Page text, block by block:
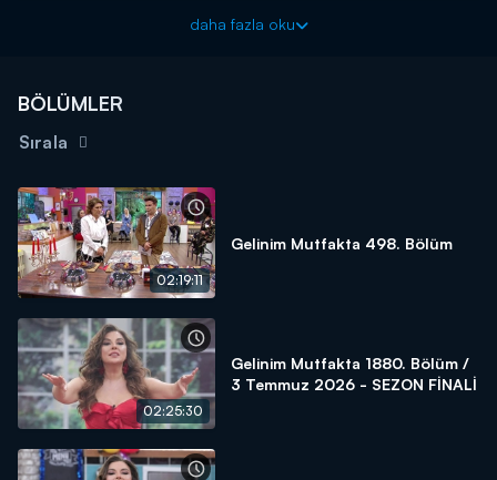
Başladığı tarihten itibaren hafta birincilerine 10 altın bilezik ödül
yemek yaparım, altınları kaparım!"
formunu doldurmaya başlayın!
BAŞVURULARINIZ İÇİN WHATSAPP HATTI:
BAŞVURULARINIZ İÇİN WEB
ADRESİ:https://www.kanald.com.tr/gelinim-mutfakta-basvuru-
formu
Gelinim Mutfakta, yeni bölümleriyle hafta içi her gün
saat 13.00'da Kanal D'de!
daha fazla oku
BÖLÜMLER
Sırala
02:19:11
Gelinim Mutfakta 498. Bölüm
02:25:30
Gelinim Mutfakta 1880. Bölüm /
3 Temmuz 2026 - SEZON FİNALİ